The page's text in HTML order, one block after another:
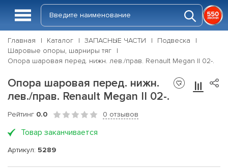
Главная Каталог ЗАПАСНЫЕ ЧАСТИ
Подвеска
Шаровые опоры, шарниры тяг
Опора шаровая перед. нижн. лев./прав. Renault Megan II 02-.
Опора шаровая перед. нижн.
лев./прав. Renault Megan II 02-.
Рейтинг 0.0 0 отзывов
Товар заканчивается
Артикул: 5289